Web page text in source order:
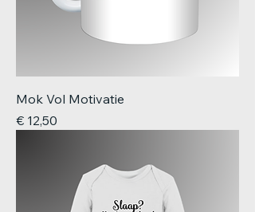
Mok Vol Motivatie
Prijs
€ 12,50